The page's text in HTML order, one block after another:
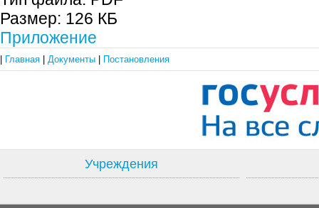
Размер: 126 КБ
Приложение
Главная Документы Постановления
Учреждения